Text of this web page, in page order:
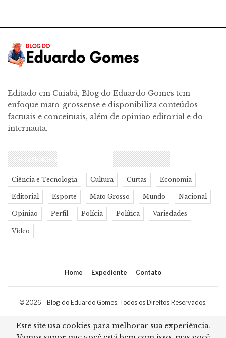
Editado em Cuiabá, Blog do Eduardo Gomes tem
enfoque mato-grossense e disponibiliza conteúdos
factuais e conceituais, além de opinião editorial e do
internauta.
CATEGORIAS
Ciência e Tecnologia Cultura Curtas Economia
Editorial Esporte Mato Grosso Mundo Nacional
Opinião Perfil Polícia Política Variedades
Vídeo
Home Expediente Contato
© 2026 - Blog do Eduardo Gomes. Todos os Direitos Reservados.
Desenvolvimento:Ricard Cristian
Este site usa cookies para melhorar sua experiência.